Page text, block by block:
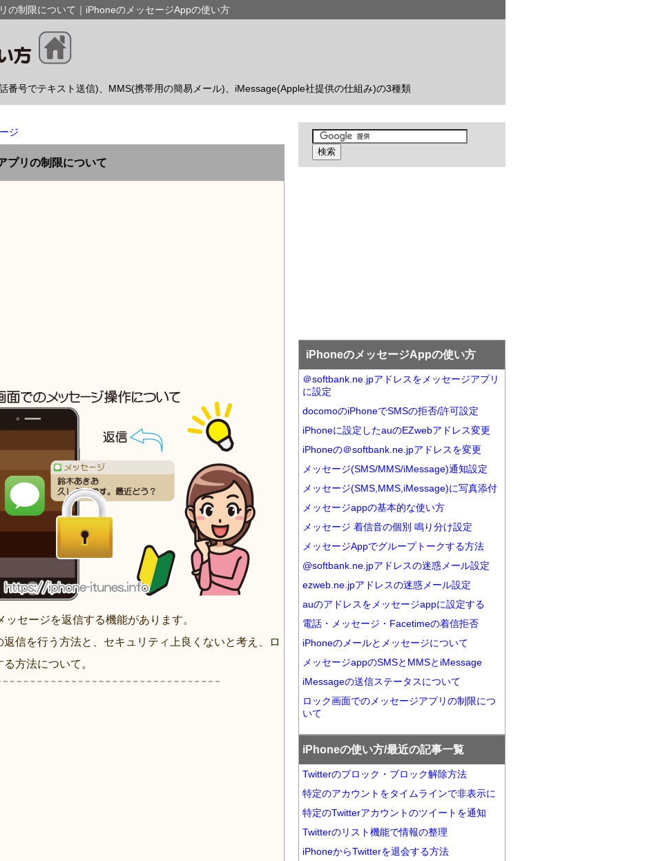
の制限について｜iPhoneのメッセージAppの使い方
番号でテキスト送信)、MMS(携帯用の簡易メール)、iMessage(Apple社提供の仕組み)の3種類
ジ
プリの制限について
セージを返信する機能があります。
信を行う方法と、セキュリティ上良くないと考え、ロ
方法について。
iPhoneのメッセージAppの使い方
＠softbank.ne.jpアドレスをメッセージアプリ
に設定
docomoのiPhoneでSMSの拒否/許可設定
iPhoneに設定したauのEZwebアドレス変更
iPhoneの＠softbank.ne.jpアドレスを変更
メッセージ(SMS/MMS/iMessage)通知設定
メッセージ(SMS,MMS,iMessage)に写真添付
メッセージappの基本的な使い方
メッセージ 着信音の個別 鳴り分け設定
メッセージAppでグループトークする方法
@softbank.ne.jpアドレスの迷惑メール設定
ezweb.ne.jpアドレスの迷惑メール設定
auのアドレスをメッセージappに設定する
電話・メッセージ・Facetimeの着信拒否
iPhoneのメールとメッセージについて
メッセージappのSMSとMMSとiMessage
iMessageの送信ステータスについて
ロック画面でのメッセージアプリの制限につ
いて
iPhoneの使い方/最近の記事一覧
Twitterのブロック・ブロック解除方法
特定のアカウントをタイムラインで非表示に
特定のTwitterアカウントのツイートを通知
Twitterのリスト機能で情報の整理
iPhoneからTwitterを退会する方法